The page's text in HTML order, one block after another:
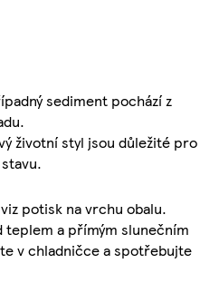
sediment pochází z
životní styl jsou důležité pro
potisk na vrchu obalu.
a přímým slunečním
v chladničce a spotřebujte